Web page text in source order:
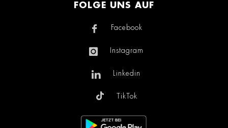
FOLGE UNS AUF
Facebook
Instagram
Linkedin
TikTok